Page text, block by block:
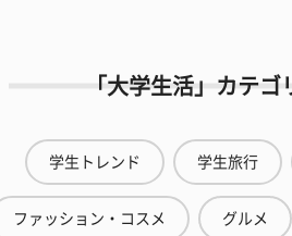
「大学生活」カテ
学生トレンド 学生旅行
ファッション・コスメ グルメ